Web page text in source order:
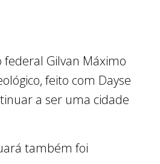
Gilvan Máximo
feito com Dayse
a ser uma cidade
também foi